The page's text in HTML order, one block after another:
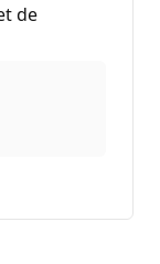
de